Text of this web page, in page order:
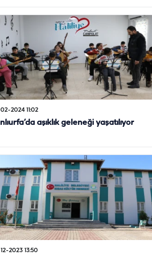
2024 11:02
aşıklık geleneği yaşatılıyor
2023 13:50